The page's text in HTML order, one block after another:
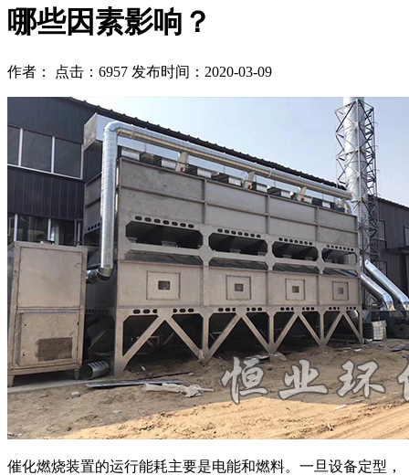
哪些因素影响？
作者： 点击：6957 发布时间：2020-03-09
催化燃烧装置的运行能耗主要是电能和燃料。一旦设备定型，